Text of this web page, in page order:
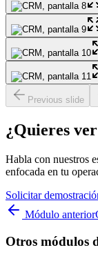
Previous slide
¿Quieres
Habla con nuestros
enfocada en tu
Solicitar
Módulo anterior
Otros módulos